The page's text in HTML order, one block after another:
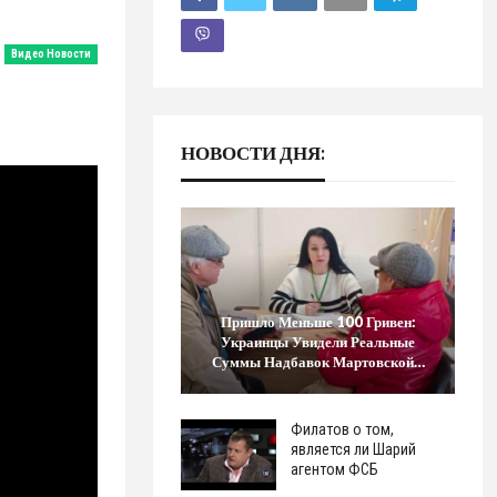
Видео Новости
НОВОСТИ ДНЯ:
Пришло Меньше 100 Гривен:
Украинцы Увидели Реальные
Суммы Надбавок Мартовской…
Филатов о том,
является ли Шарий
агентом ФСБ